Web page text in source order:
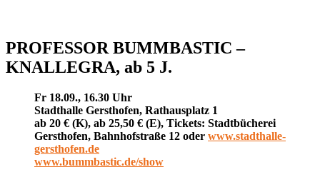
PROFESSOR BUMMBASTIC –
KNALLEGRA, ab 5 J.
Fr 18.09., 16.30 Uhr
Stadthalle Gersthofen, Rathausplatz 1
ab 20 € (K), ab 25,50 € (E), Tickets: Stadtbücherei
Gersthofen, Bahnhofstraße 12 oder www.stadthalle-
gersthofen.de
www.bummbastic.de/show